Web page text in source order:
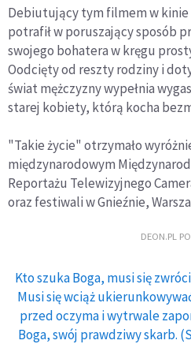
Debiutujący tym filmem w
potrafił w poruszający sposób
swojego bohatera w kręgu
Oodcięty od reszty rodziny i
świat mężczyzny wypełnia
starej kobiety, którą kocha
"Takie życie" otrzymało
międzynarodowym
Reportażu Telewizyjnego
oraz festiwali w Gnieźnie,
DEON.PL
Kto szuka Boga, musi się
Musi się wciąż
przed oczyma i wytrwale
Boga, swój prawdziwy skarb.